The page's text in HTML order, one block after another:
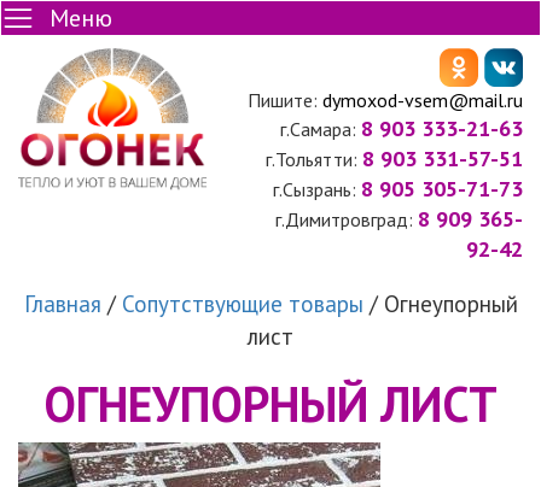
Меню
Пишите: dymoxod-vsem@mail.ru
г.Самара: 8 903 333-21-63
г.Тольятти: 8 903 331-57-51
г.Сызрань: 8 905 305-71-73
г.Димитровград: 8 909 365-
92-42
Главная / Сопутствующие товары / Огнеупорный
лист
ОГНЕУПОРНЫЙ ЛИСТ